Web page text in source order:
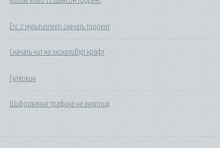
Етс 2 мультиплеер скачать торрент
Скачать чит на экскалибур крафт
Гуляихин
Шифрование трафика на андроид